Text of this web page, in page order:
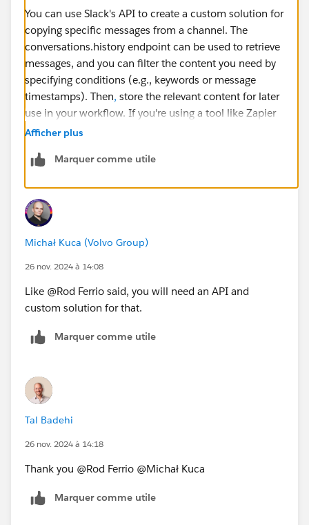
You can use Slack's API to create a custom solution for
copying specific messages from a channel. The
conversations.history endpoint can be used to retrieve
messages, and you can filter the content you need by
specifying conditions (e.g., keywords or message
timestamps). Then, store the relevant content for later
use in your workflow. If you're using a tool like Zapier
or Integromat, you can also automate this process by
messages.
Afficher plus
Marquer comme utile
Michał Kuca (Volvo Group)
26 nov. 2024 à 14:08
Like @Rod Ferrio​ said, you will need an API and
custom solution for that.
Marquer comme utile
Tal Badehi
26 nov. 2024 à 14:18
Thank you @Rod Ferrio​ @Michał Kuca​
Marquer comme utile